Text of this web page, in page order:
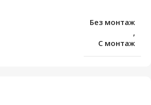
Без монтаж
,
С монтаж